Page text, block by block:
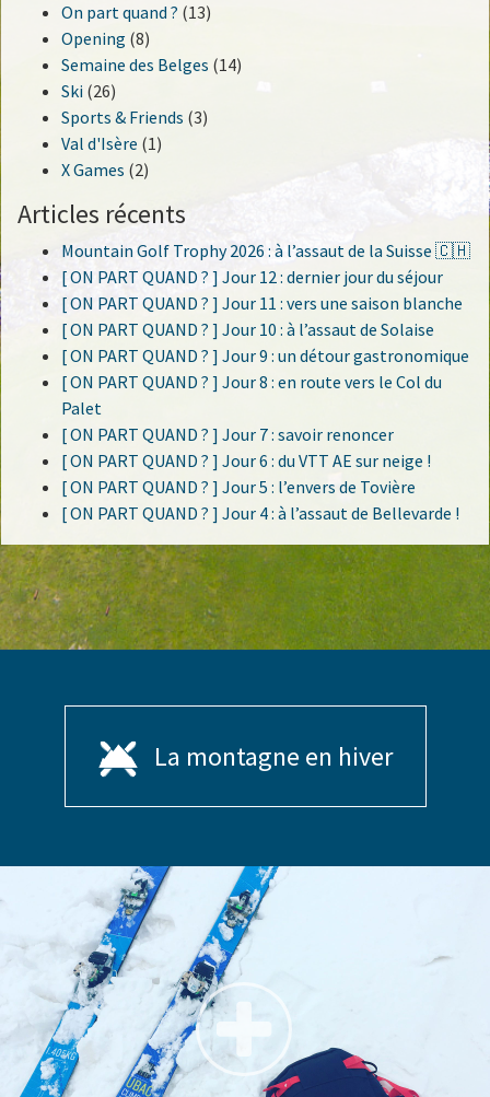
On part quand ? (13)
Opening (8)
Semaine des Belges (14)
Ski (26)
Sports & Friends (3)
Val d'Isère (1)
X Games (2)
Articles récents
Mountain Golf Trophy 2026 : à l’assaut de la Suisse 🇨🇭
[ ON PART QUAND ? ] Jour 12 : dernier jour du séjour
[ ON PART QUAND ? ] Jour 11 : vers une saison blanche
[ ON PART QUAND ? ] Jour 10 : à l’assaut de Solaise
[ ON PART QUAND ? ] Jour 9 : un détour gastronomique
[ ON PART QUAND ? ] Jour 8 : en route vers le Col du
Palet
[ ON PART QUAND ? ] Jour 7 : savoir renoncer
[ ON PART QUAND ? ] Jour 6 : du VTT AE sur neige !
[ ON PART QUAND ? ] Jour 5 : l’envers de Tovière
[ ON PART QUAND ? ] Jour 4 : à l’assaut de Bellevarde !
La montagne en hiver